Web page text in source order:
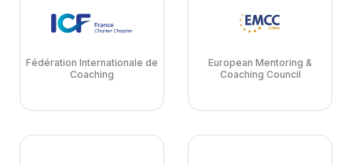
Fédération Internationale de
Coaching
European Mentoring &
Coaching Council